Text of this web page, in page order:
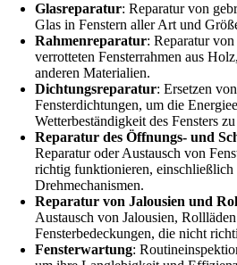
Glasreparatur: Reparatur von
Glas in Fenstern aller Art und
Rahmenreparatur: Reparatur
verrotteten Fensterrahmen aus
anderen Materialien.
Dichtungsreparatur: Ersetzen
Fensterdichtungen, um die
Wetterbeständigkeit des Fensters
Reparatur des Öffnungs- und
Reparatur oder Austausch von
richtig funktionieren,
Drehmechanismen.
Reparatur von Jalousien und
Austausch von Jalousien,
Fensterbedeckungen, die nicht
Fensterwartung: